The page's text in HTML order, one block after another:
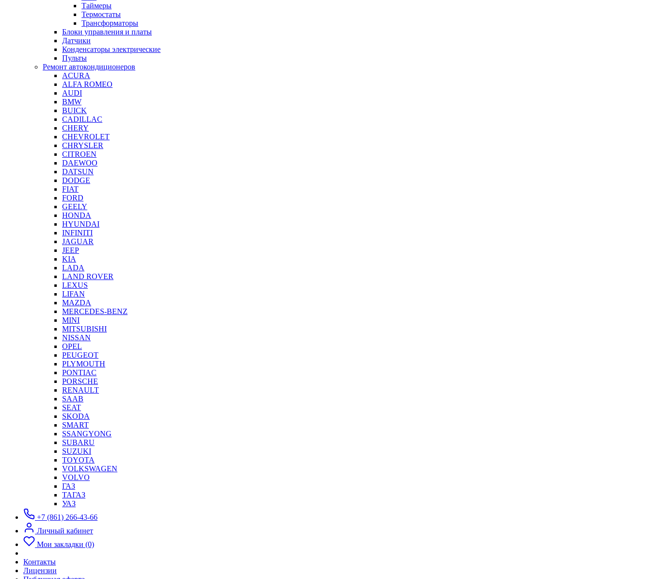
Таймеры
Термостаты
Трансформаторы
Блоки управления и платы
Датчики
Конденсаторы электрические
Пульты
Ремонт автокондиционеров
ACURA
ALFA ROMEO
AUDI
BMW
BUICK
CADILLAC
CHERY
CHEVROLET
CHRYSLER
CITROEN
DAEWOO
DATSUN
DODGE
FIAT
FORD
GEELY
HONDA
HYUNDAI
INFINITI
JAGUAR
JEEP
KIA
LADA
LAND ROVER
LEXUS
LIFAN
MAZDA
MERCEDES-BENZ
MINI
MITSUBISHI
NISSAN
OPEL
PEUGEOT
PLYMOUTH
PONTIAC
PORSCHE
RENAULT
SAAB
SEAT
SKODA
SMART
SSANGYONG
SUBARU
SUZUKI
TOYOTA
VOLKSWAGEN
VOLVO
ГАЗ
ТАГАЗ
УАЗ
+7 (861) 266-43-66
Личный кабинет
Мои закладки (0)
Контакты
Лицензии